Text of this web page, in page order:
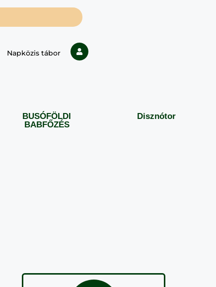
Napközis tábor
BUSÓFÖLDI
BABFŐZÉS
Disznótor